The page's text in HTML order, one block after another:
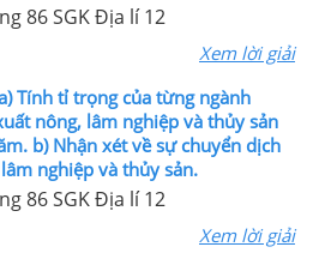
86 SGK Địa lí 12
Xem lời giải
Tính tỉ trọng của từng ngành
nông, lâm nghiệp và thủy sản
b) Nhận xét về sự chuyển dịch
nghiệp và thủy sản.
86 SGK Địa lí 12
Xem lời giải